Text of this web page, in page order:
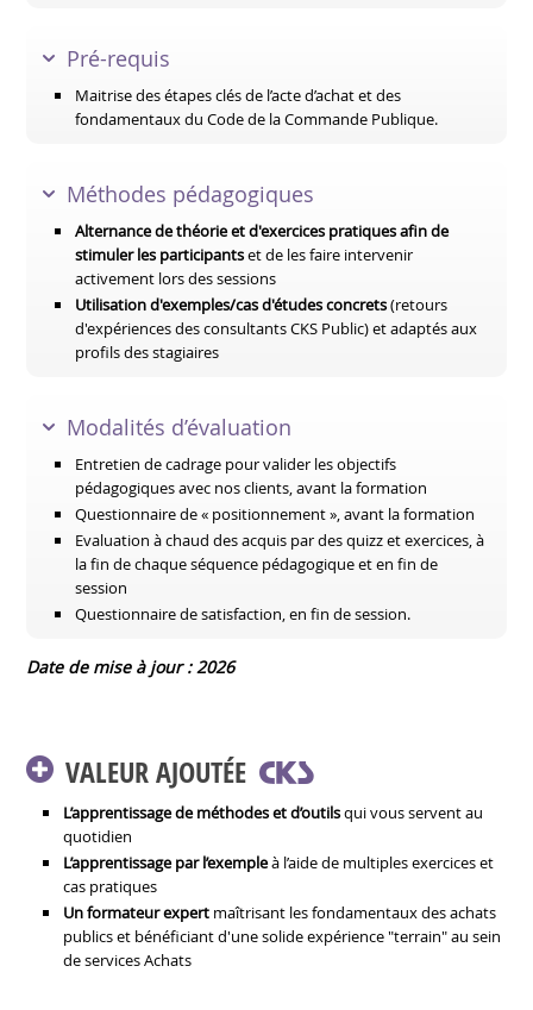
Pré-requis
Maitrise des étapes clés de l’acte d’achat et des
fondamentaux du Code de la Commande Publique.
Méthodes pédagogiques
Alternance de théorie et d'exercices pratiques afin de
stimuler les participantset de les faire intervenir
activement lors des sessions
Utilisation d'exemples/cas d'études concrets(retours
d'expériences des consultants CKS Public) et adaptés aux
profils des stagiaires
Modalités d’évaluation
Entretien de cadrage pour valider les objectifs
pédagogiques avec nos clients, avant la formation
Questionnaire de « positionnement », avant la formation
Evaluation à chaud des acquis par des quizz et exercices, à
la fin de chaque séquence pédagogique et en fin de
session
Questionnaire de satisfaction, en fin de session.
Date de mise à jour : 2026
VALEUR AJOUTÉE
L’apprentissage de méthodes et d’outilsqui vous servent au
quotidien
L’apprentissage par l’exempleà l’aide de multiples exercices et
cas pratiques
Un formateur expert maîtrisant les fondamentaux des achats
publics et bénéficiant d'une solide expérience "terrain" au sein
de services Achats